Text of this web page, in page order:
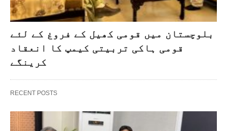
بلوچستان میں قومی کھیل کے فروغ کے لئے
قومی ہاکی تربیتی کیمپ کا انعقاد
کرینگے
RECENT POSTS